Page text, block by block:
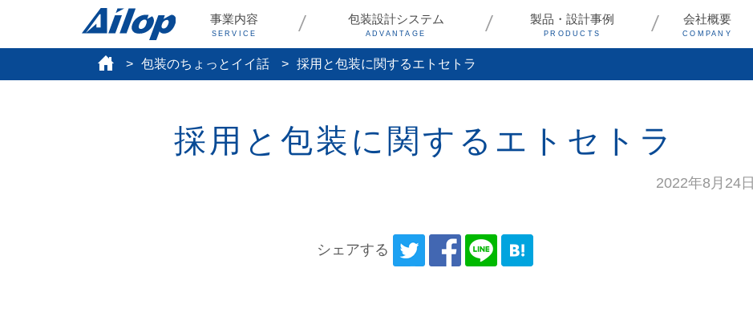
事業内容
SERVICE
包装設計システム
ADVANTAGE
製品・設計事例
PRODUCTS
会社概要
COMPANY
包装のちょっとイイ話
採用と包装に関するエトセトラ
採用と包装に関するエトセトラ
2022年8月24日
シェアする